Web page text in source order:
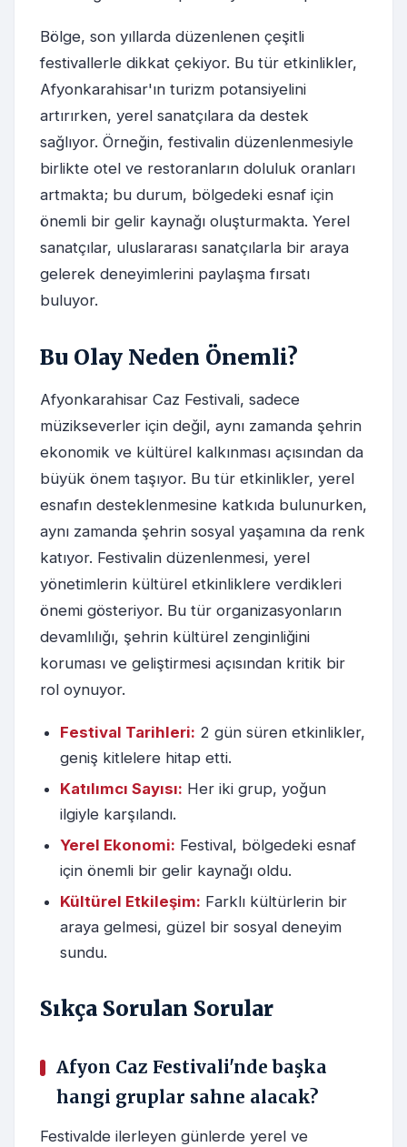
Bölge, son yıllarda düzenlenen çeşitli
festivallerle dikkat çekiyor. Bu tür etkinlikler,
Afyonkarahisar'ın turizm potansiyelini
artırırken, yerel sanatçılara da destek
sağlıyor. Örneğin, festivalin düzenlenmesiyle
birlikte otel ve restoranların doluluk oranları
artmakta; bu durum, bölgedeki esnaf için
önemli bir gelir kaynağı oluşturmakta. Yerel
sanatçılar, uluslararası sanatçılarla bir araya
gelerek deneyimlerini paylaşma fırsatı
buluyor.
Bu Olay Neden Önemli?
Afyonkarahisar Caz Festivali, sadece
müzikseverler için değil, aynı zamanda şehrin
ekonomik ve kültürel kalkınması açısından da
büyük önem taşıyor. Bu tür etkinlikler, yerel
esnafın desteklenmesine katkıda bulunurken,
aynı zamanda şehrin sosyal yaşamına da renk
katıyor. Festivalin düzenlenmesi, yerel
yönetimlerin kültürel etkinliklere verdikleri
önemi gösteriyor. Bu tür organizasyonların
devamlılığı, şehrin kültürel zenginliğini
koruması ve geliştirmesi açısından kritik bir
rol oynuyor.
Festival Tarihleri: 2 gün süren etkinlikler,
geniş kitlelere hitap etti.
Katılımcı Sayısı: Her iki grup, yoğun
ilgiyle karşılandı.
Yerel Ekonomi: Festival, bölgedeki esnaf
için önemli bir gelir kaynağı oldu.
Kültürel Etkileşim: Farklı kültürlerin bir
araya gelmesi, güzel bir sosyal deneyim
sundu.
Sıkça Sorulan Sorular
Afyon Caz Festivali'nde başka
hangi gruplar sahne alacak?
Festivalde ilerleyen günlerde yerel ve